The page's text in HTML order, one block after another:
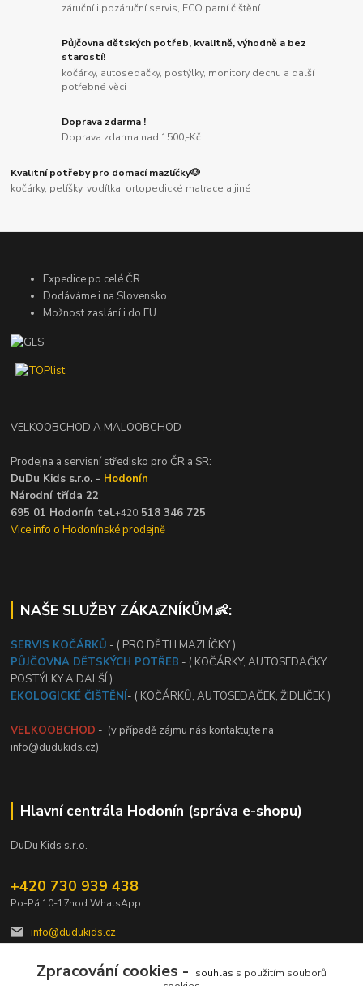
záruční i pozáruční servis, ECO parní čištění
Půjčovna dětských potřeb, kvalitně, výhodně a bez
starostí!
kočárky, autosedačky, postýlky, monitory dechu a další
potřebné věci
Doprava zdarma !
Doprava zdarma nad 1500,-Kč.
Kvalitní potřeby pro domací mazlíčky🐶
kočárky, pelíšky, vodítka, ortopedické matrace a jiné
Expedice po celé ČR
Dodáváme i na Slovensko
Možnost zaslání i do EU
VELKOOBCHOD A MALOOBCHOD
Prodejna a servisní středisko pro ČR a SR:
DuDu Kids s.r.o. - Hodonín
Národní třída 22
695 01 Hodonín tel.+420 518 346 725
Vice info o Hodonínské prodejně
NAŠE SLUŽBY ZÁKAZNÍKŮM👶:
SERVIS KOČÁRKŮ - ( PRO DĚTI I MAZLÍČKY )
PŮJČOVNA DĚTSKÝCH POTŘEB - ( KOČÁRKY, AUTOSEDAČKY,
POSTÝLKY A DALŠÍ )
EKOLOGICKÉ ČIŠTĚNÍ- ( KOČÁRKŮ, AUTOSEDAČEK, ŽIDLIČEK )
VELKOOBCHOD - (v případě zájmu nás kontaktujte na
info@dudukids.cz)
Hlavní centrála Hodonín (správa e-shopu)
DuDu Kids s.r.o.
+420 730 939 438
Po-Pá 10-17hod WhatsApp
info@dudukids.cz
Zpracování cookies - souhlas s použitím souborů